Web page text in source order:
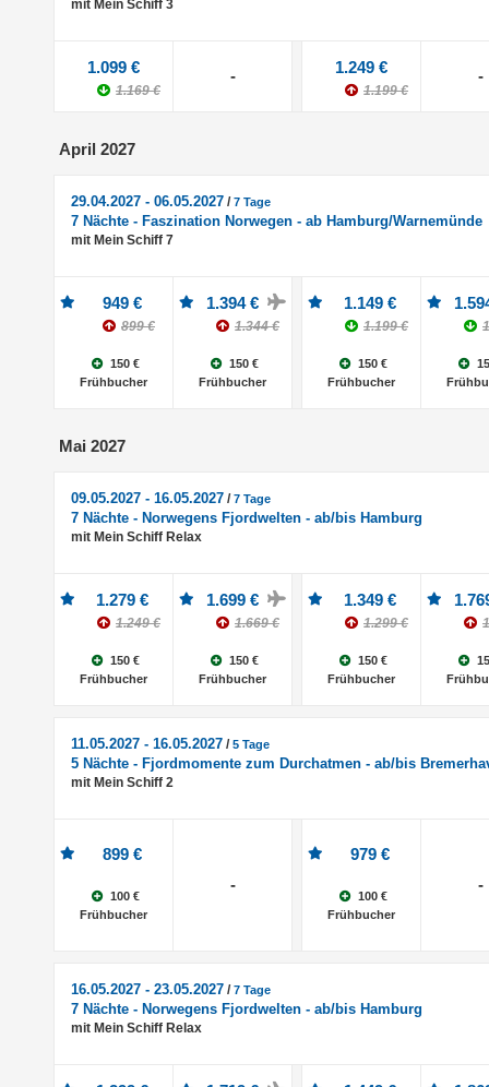
mit Mein Schiff 3
1.099 €
1.169 €
- 1.249 €
1.199 €
-
April 2027
29.04.2027 - 06.05.2027 /7 Tage
7 Nächte - Faszination Norwegen - ab Hamburg/Warnemünde
mit Mein Schiff 7
949 €
899 €
150 €
Frühbucher
1.394 €
1.344 €
150 €
Frühbucher
1.149 €
1.199 €
150 €
Frühbucher
Mai 2027
09.05.2027 - 16.05.2027 /7 Tage
7 Nächte - Norwegens Fjordwelten - ab/bis Hamburg
mit Mein Schiff Relax
1.279 €
1.249 €
150 €
Frühbucher
1.699 €
1.669 €
150 €
Frühbucher
1.349 €
1.299 €
150 €
Frühbucher
11.05.2027 - 16.05.2027 /5 Tage
5 Nächte - Fjordmomente zum Durchatmen - ab/bis
mit Mein Schiff 2
899 €
100 €
Frühbucher
-
979 €
100 €
Frühbucher
-
16.05.2027 - 23.05.2027 /7 Tage
7 Nächte - Norwegens Fjordwelten - ab/bis Hamburg
mit Mein Schiff Relax